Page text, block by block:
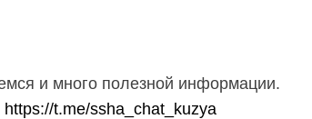
и много полезной информации.
https://t.me/ssha_chat_kuzya